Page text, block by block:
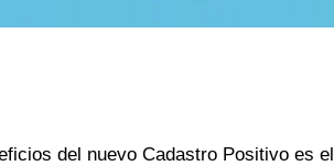
del nuevo Cadastro Positivo es el